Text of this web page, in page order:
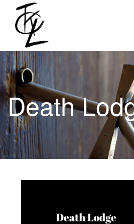
Death